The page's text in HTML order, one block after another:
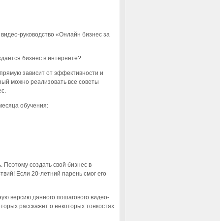
руководство «Онлайн бизнес за
бизнес в интернете?
зависит от эффективности и
можно реализовать все советы
обучения:
Поэтому создать свой бизнес в
Если 20-летний парень смог его
версию данного пошагового видео-
расскажет о некоторых тонкостях